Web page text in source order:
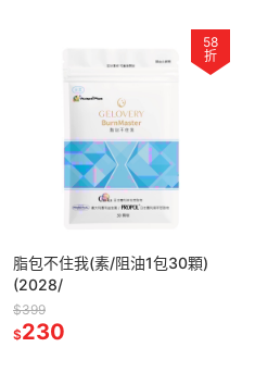
58
折
脂包不住我(素/阻油1包30顆)
(2028/
$399
$230